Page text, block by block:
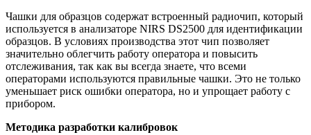
Чашки для образцов содержат встроенный радиочип, который
используется в анализаторе NIRS DS2500 для идентификации
образцов. В условиях производства этот чип позволяет
значительно облегчить работу оператора и повысить
отслеживания, так как вы всегда знаете, что всеми
операторами используются правильные чашки. Это не только
уменьшает риск ошибки оператора, но и упрощает работу с
прибором.
Методика разработки калибровок